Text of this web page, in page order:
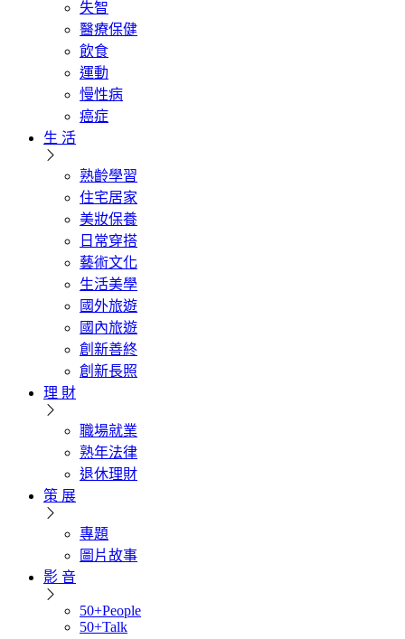
失智
醫療保健
飲食
運動
慢性病
癌症
生 活
熟齡學習
住宅居家
美妝保養
日常穿搭
藝術文化
生活美學
國外旅遊
國內旅遊
創新善終
創新長照
理 財
職場就業
熟年法律
退休理財
策 展
專題
圖片故事
影 音
50+People
50+Talk